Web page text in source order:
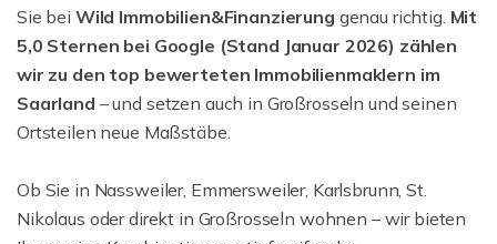
Sie bei Wild Immobilien&Finanzierung genau richtig. Mit
5,0 Sternen bei Google (Stand Januar 2026) zählen
wir zu den top bewerteten Immobilienmaklern im
Saarland – und setzen auch in Großrosseln und seinen
Ortsteilen neue Maßstäbe.
Ob Sie in Nassweiler, Emmersweiler, Karlsbrunn, St.
Nikolaus oder direkt in Großrosseln wohnen – wir bieten